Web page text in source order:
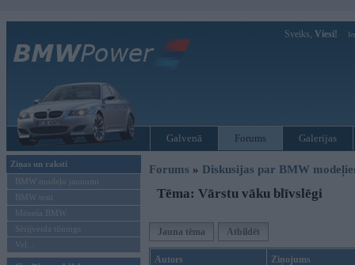
Sveiks, Viesi!
Galvenā Forums Galerijas
Ziņas un raksti
BMW modeļu jaunumi
BMW testi
Mēneša BMW
Sērijveida tūnings
Vel...
Forums » Diskusijas par BMW
Tēma: Vārstu vāku blīvslēgi
Jauna tēma Atbildēt
Autors Ziņojums